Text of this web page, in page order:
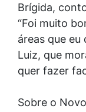
Brígida,
“Foi muito
áreas que eu
Luiz, que
quer fazer
Sobre o